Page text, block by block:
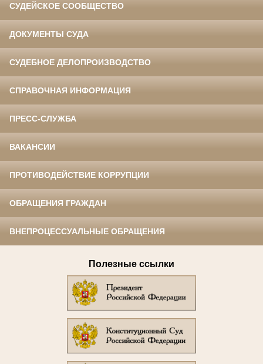
СУДЕЙСКОЕ СООБЩЕСТВО
ДОКУМЕНТЫ СУДА
СУДЕБНОЕ ДЕЛОПРОИЗВОДСТВО
СПРАВОЧНАЯ ИНФОРМАЦИЯ
ПРЕСС-СЛУЖБА
ВАКАНСИИ
ПРОТИВОДЕЙСТВИЕ КОРРУПЦИИ
ОБРАЩЕНИЯ ГРАЖДАН
ВНЕПРОЦЕССУАЛЬНЫЕ ОБРАЩЕНИЯ
Полезные ссылки